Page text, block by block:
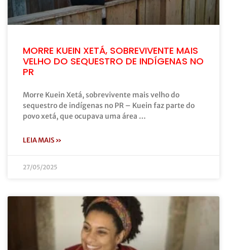
MORRE KUEIN XETÁ, SOBREVIVENTE MAIS
VELHO DO SEQUESTRO DE INDÍGENAS NO
PR
Morre Kuein Xetá, sobrevivente mais velho do
sequestro de indígenas no PR – Kuein faz parte do
povo xetá, que ocupava uma área …
LEIA MAIS »
27/05/2025